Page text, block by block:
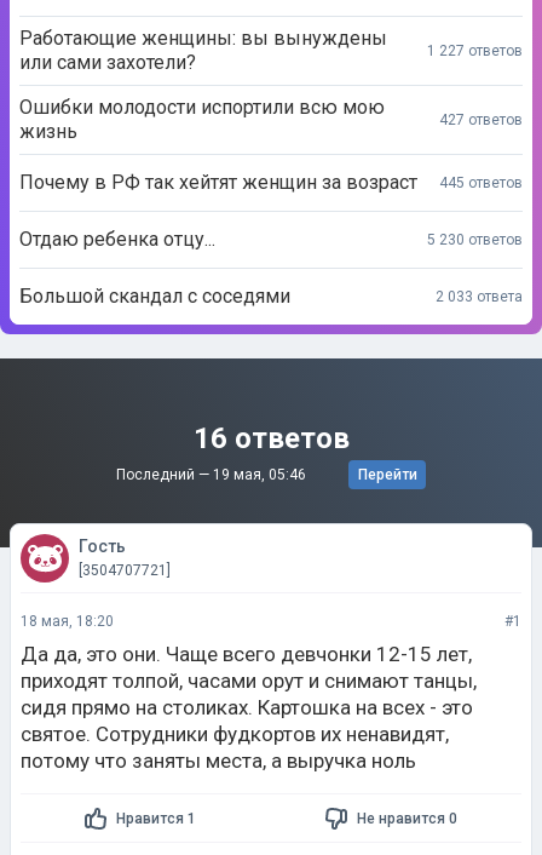
Работающие женщины: вы вынуждены
или сами захотели?
1 227 ответов
Ошибки молодости испортили всю мою
жизнь
427 ответов
Почему в РФ так хейтят женщин за возраст 445 ответов
Отдаю ребенка отцу... 5 230 ответов
Большой скандал с соседями 2 033 ответа
16 ответов
Последний — 19 мая, 05:46 Перейти
Гость
[3504707721]
18 мая, 18:20 #1
Да да, это они. Чаще всего девчонки 12-15 лет,
приходят толпой, часами орут и снимают танцы,
сидя прямо на столиках. Картошка на всех - это
святое. Сотрудники фудкортов их ненавидят,
потому что заняты места, а выручка ноль
Нравится 1 Не нравится 0